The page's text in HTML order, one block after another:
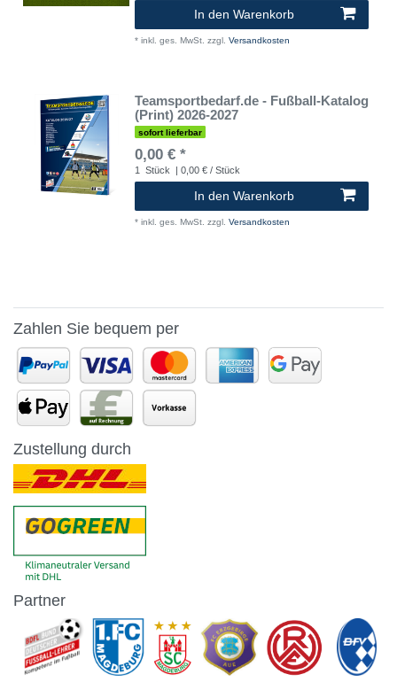
In den Warenkorb
* inkl. ges. MwSt. zzgl. Versandkosten
Teamsportbedarf.de - Fußball-Katalog
(Print) 2026-2027
sofort lieferbar
0,00 € *
1 Stück | 0,00 € / Stück
In den Warenkorb
* inkl. ges. MwSt. zzgl. Versandkosten
Zahlen Sie bequem per
Zustellung durch
Partner